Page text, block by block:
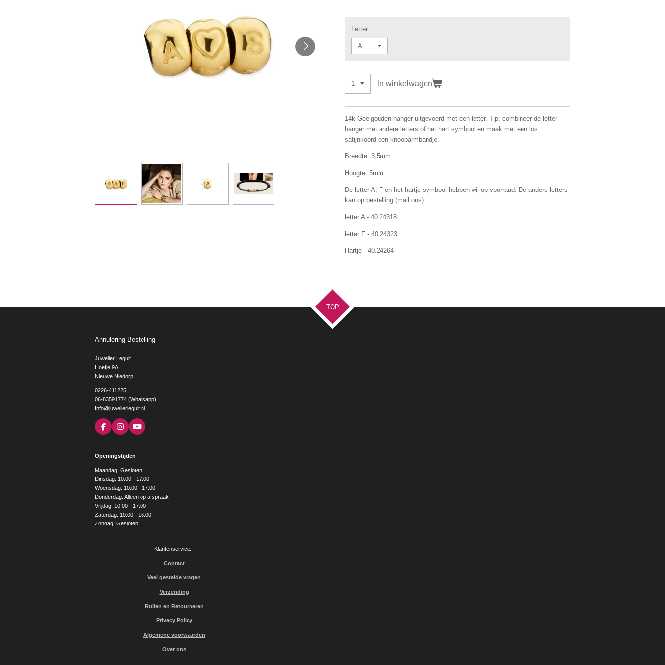
Letter
In winkelwagen
14k Geelgouden hanger uitgevoerd met een letter. Tip: combineer de letter
hanger met andere letters of het hart symbool en maak met een los
satijnkoord een knooparmbandje.
Breedte: 3,5mm
Hoogte: 5mm
De letter A, F en het hartje symbool hebben wij op voorraad. De andere letters
kan op bestelling (mail ons)
letter A - 40.24318
letter F - 40.24323
Hartje - 40.24264
TOP
Annulering Bestelling
Juwelier Leguit
Hoefje 9A
Nieuwe Niedorp
0226-411225
06-83591774 (Whatsapp)
Info@juwelierleguit.nl
F
a
b
o
k
I
n
a
g
r
a
m
Y
o
e
Openingstijden
Maandag: Gesloten
Dinsdag: 10:00 - 17:00
Woensdag: 10:00 - 17:00
Donderdag: Alleen op afspraak
Vrijdag: 10:00 - 17:00
Zaterdag: 10:00 - 16:00
Zondag: Gesloten
Klantenservice:
Contact
Veel gestelde vragen
Verzending
Ruilen en Retourneren
Privacy Policy
Algemene voorwaarden
Over ons